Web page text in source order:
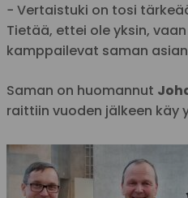
− Vertaistuki on tosi
Tietää, ettei ole yksin,
kamppailevat saman
Saman on huomannut
raittiin vuoden jälkeen käy